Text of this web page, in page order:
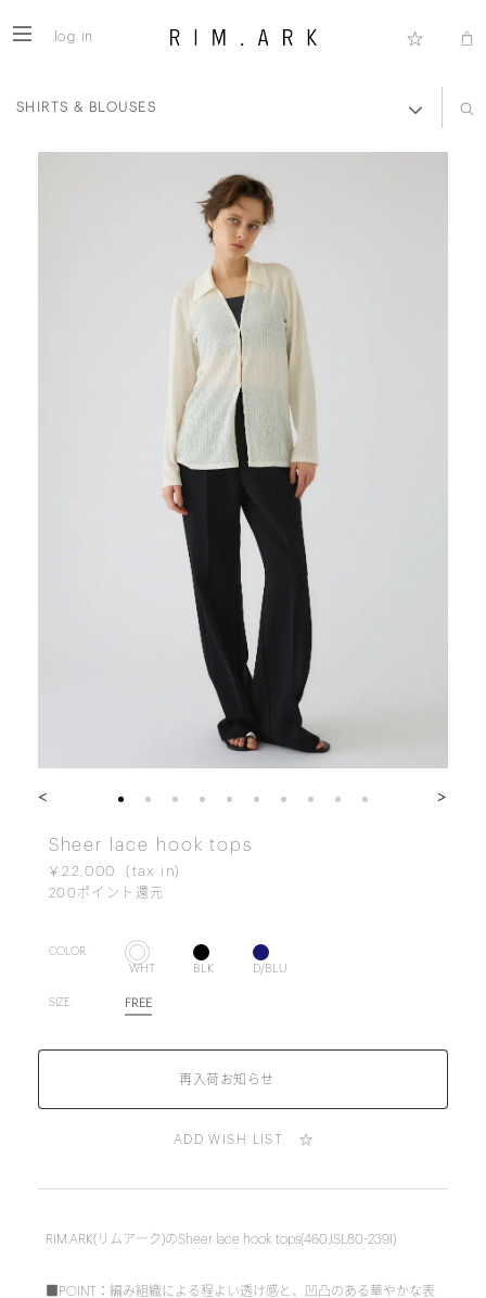
log in
SHIRTS & BLOUSES
< >
Sheer lace hook tops
￥22,000
200 ポイント還元
COLOR.
WHT BLK D/BLU
SIZE. FREE
ADD WISH LIST
RIM.ARK(リムアーク)のSheer lace hook tops(460JSL80-2391)
■POINT：編み組織による程よい透け感と、凹凸のある華やかな表